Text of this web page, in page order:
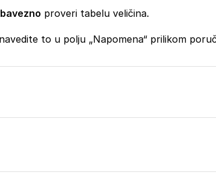
proveri tabelu veličina.
to u polju „Napomena“ prilikom